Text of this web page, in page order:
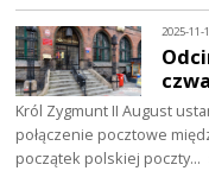
2025-11-
Król Zygmunt II August
połączenie pocztowe
początek polskiej poczty…